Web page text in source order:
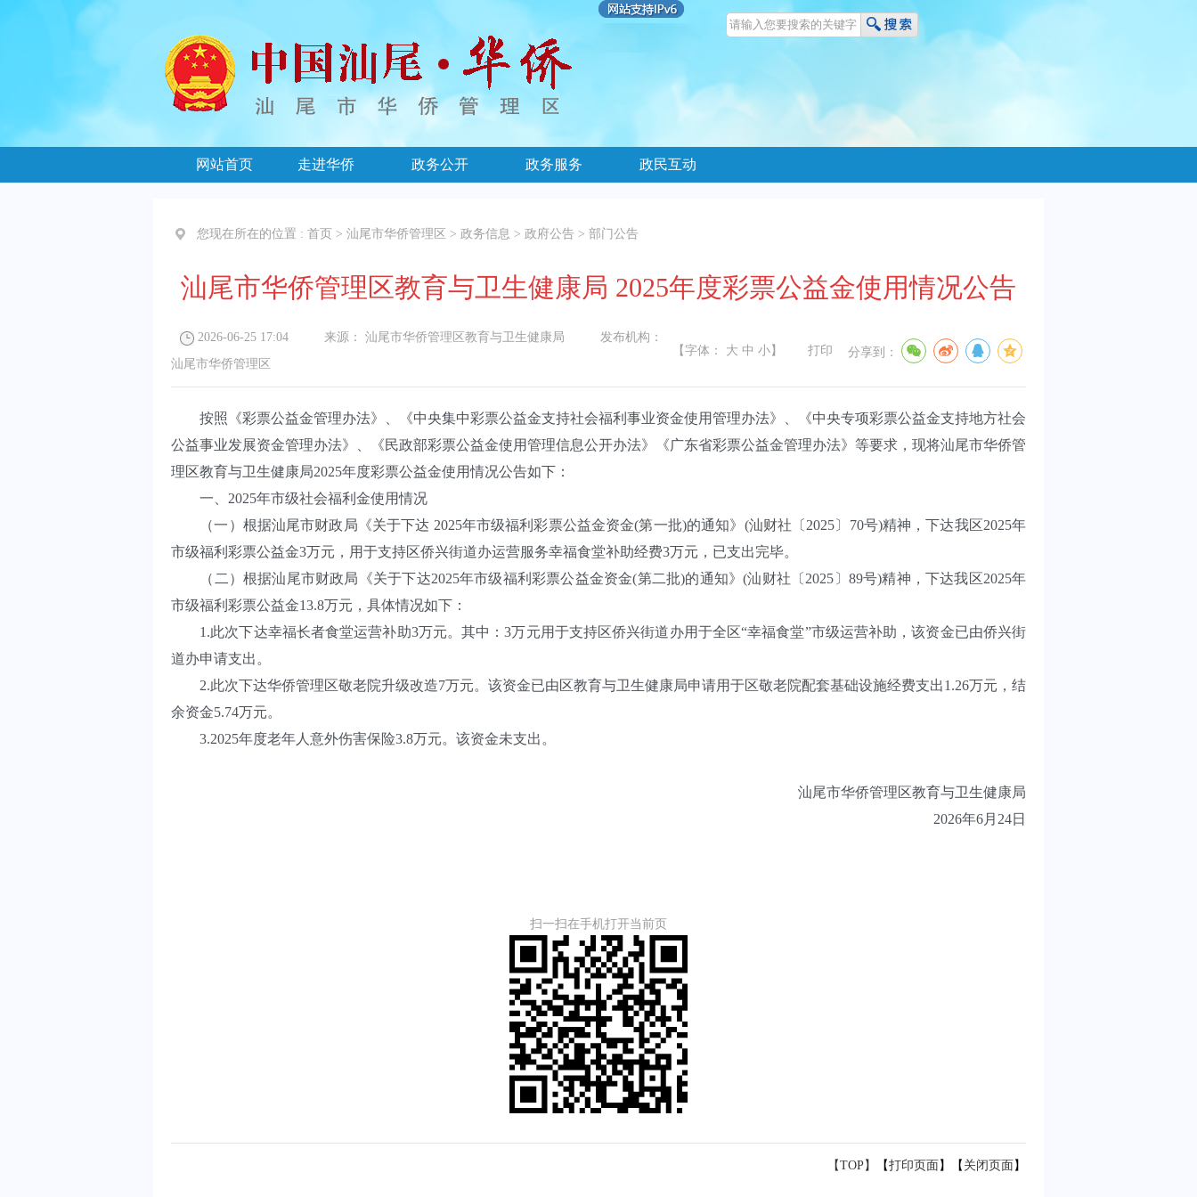
网站首页 走进华侨 政务公开 政务服务 政民互动
您现在所在的位置 : 首页 > 汕尾市华侨管理区 > 政务信息 > 政府公告 > 部门公告
汕尾市华侨管理区教育与卫生健康局 2025年度彩票公益金使用情况公告
2026-06-25 17:04 来源： 汕尾市华侨管理区教育与卫生健康局 发布机构：
汕尾市华侨管理区
【字体： 大 中 小 】 打印 分享到：
按照《彩票公益金管理办法》、《中央集中彩票公益金支持社会福利事业资金使用管理办法》、《中央专项彩票公益金支持地方社会
公益事业发展资金管理办法》、《民政部彩票公益金使用管理信息公开办法》《广东省彩票公益金管理办法》等要求，现将汕尾市华侨管
理区教育与卫生健康局2025年度彩票公益金使用情况公告如下：
一、2025年市级社会福利金使用情况
（一）根据汕尾市财政局《关于下达 2025年市级福利彩票公益金资金(第一批)的通知》(汕财社〔2025〕70号)精神，下达我区2025年
市级福利彩票公益金3万元，用于支持区侨兴街道办运营服务幸福食堂补助经费3万元，已支出完毕。
（二）根据汕尾市财政局《关于下达2025年市级福利彩票公益金资金(第二批)的通知》(汕财社〔2025〕89号)精神，下达我区2025年
市级福利彩票公益金13.8万元，具体情况如下：
1.此次下达幸福长者食堂运营补助3万元。其中：3万元用于支持区侨兴街道办用于全区“幸福食堂”市级运营补助，该资金已由侨兴街
道办申请支出。
2.此次下达华侨管理区敬老院升级改造7万元。该资金已由区教育与卫生健康局申请用于区敬老院配套基础设施经费支出1.26万元，结
余资金5.74万元。
3.2025年度老年人意外伤害保险3.8万元。该资金未支出。
汕尾市华侨管理区教育与卫生健康局
2026年6月24日
扫一扫在手机打开当前页
【TOP】 【打印页面 】【 关闭页面 】